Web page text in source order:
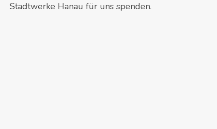
Stadtwerke Hanau für uns spenden.